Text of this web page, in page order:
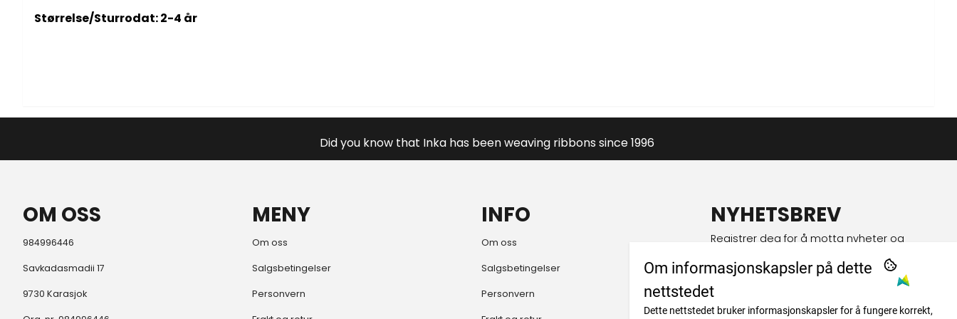
Størrelse/Sturrodat: 2-4 år
Did you know that Inka has been weaving ribbons since 1996
OM OSS
984996446
Savkadasmadii 17
9730 Karasjok
MENY
Om oss
Salgsbetingelser
Personvern
INFO
Om oss
Salgsbetingelser
Personvern
NYHETSBREV
Registrer deg for å motta nyheter og
E-post
Om informasjonskapsler på dette
nettstedet
Dette nettstedet bruker informasjonskapsler for å fungere korrekt,